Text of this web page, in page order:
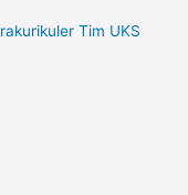
Tim UKS